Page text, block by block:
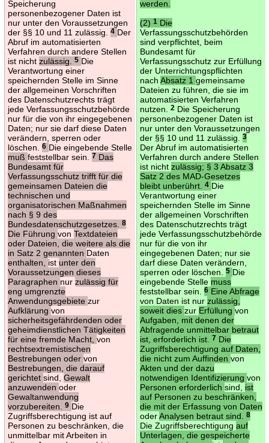
Speicherung
personenbezogener Daten ist
nur unter den Voraussetzungen
der §§ 10 und 11 zulässig.
4 Der
Abruf im automatisierten
Verfahren durch andere Stellen
ist nicht zulässig. 5 Die
Verantwortung einer
speichernden Stelle im Sinne
der allgemeinen Vorschriften
des Datenschutzrechts trägt
jede Verfassungsschutzbehörde
nur für die von ihr eingegebenen
Daten; nur sie darf diese Daten
verändern, sperren oder
löschen.
6 Die eingebende Stelle
muß feststellbar sein. 7Das
Bundesamt für
Verfassungsschutz trifft für die
gemeinsamen Dateien die
technischen und
organisatorischen Maßnahmen
nach § 9 des
Bundesdatenschutzgesetzes.
8
Die Führung von Textdateien
oder Dateien, die weitere als die
in Satz 2 genannten Daten
enthalten, ist unter den
Voraussetzungen dieses
Paragraphen nur zulässig für
eng umgrenzte
Anwendungsgebiete zur
Aufklärung von
sicherheitsgefährdenden oder
geheimdienstlichen Tätigkeiten
für eine fremde Macht, von
rechtsextremistischen
Bestrebungen oder von
Bestrebungen, die darauf
gerichtet sind, Gewalt
anzuwenden oder
Gewaltanwendung
vorzubereiten.
9 Die
Zugriffsberechtigung ist auf
Personen zu beschränken, die
unmittelbar mit Arbeiten in
werden.
(2) 1Die
Verfassungsschutzbehörden
sind verpflichtet, beim
Bundesamt für
Verfassungsschutz zur Erfüllung
der Unterrichtungspflichten
nach Absatz 1 gemeinsame
Dateien zu führen, die sie im
automatisierten Verfahren
nutzen.
2Die Speicherung
personenbezogener Daten ist
nur unter den Voraussetzungen
der §§ 10 und 11 zulässig.
3
Der Abruf im automatisierten
Verfahren durch andere Stellen
ist nicht zulässig; § 3 Absatz 3
Satz 2 des MAD-Gesetzes
bleibt unberührt.
4 Die
Verantwortung einer
speichernden Stelle im Sinne
der allgemeinen Vorschriften
des Datenschutzrechts trägt
jede Verfassungsschutzbehörde
nur für die von ihr
eingegebenen Daten; nur sie
darf diese Daten verändern,
sperren oder löschen.
5 Die
eingebende Stelle muss
feststellbar sein.
6Eine Abfrage
von Daten ist nur zulässig,
soweit dies zur Erfüllung von
Aufgaben, mit denen der
Abfragende unmittelbar betraut
ist, erforderlich ist.
7Die
Zugriffsberechtigung auf Daten,
die nicht zum Auffinden von
Akten und der dazu
notwendigen Identifizierung von
Personen erforderlich sind, ist
auf Personen zu beschränken,
die mit der Erfassung von Daten
oderAnalysen betraut sind. 8
Die Zugriffsberechtigung auf
Unterlagen, die gespeicherte